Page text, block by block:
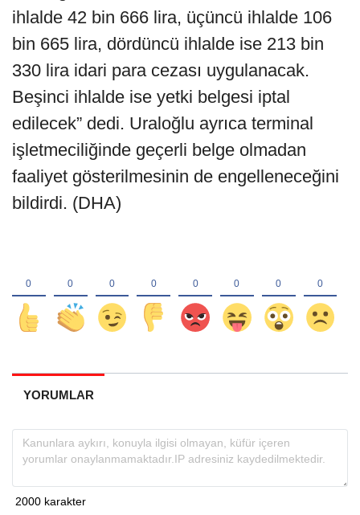
ihlalde 42 bin 666 lira, üçüncü ihlalde 106
bin 665 lira, dördüncü ihlalde ise 213 bin
330 lira idari para cezası uygulanacak.
Beşinci ihlalde ise yetki belgesi iptal
edilecek” dedi. Uraloğlu ayrıca terminal
işletmeciliğinde geçerli belge olmadan
faaliyet gösterilmesinin de engelleneceğini
bildirdi. (DHA)
YORUMLAR